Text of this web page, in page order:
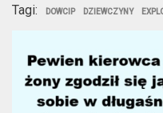
Tagi: DOWCIP DZIEWCZYNY